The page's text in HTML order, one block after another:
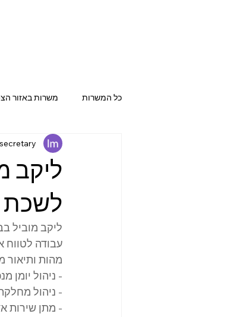
כל המשרות משרות באזור
אשדוד
שיווק ומכירות
הנהלת חשבונות
ליקב
לשכת
ליקב מוביל
עבודה לטווח
מהות ותיאור
- ניהול יומן
- ניהול
- מתן שירות